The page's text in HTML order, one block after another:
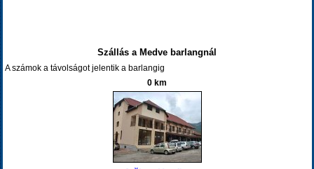
Szállás a Medve barlangnál
A számok a távolságot jelentik a barlangig
0 km